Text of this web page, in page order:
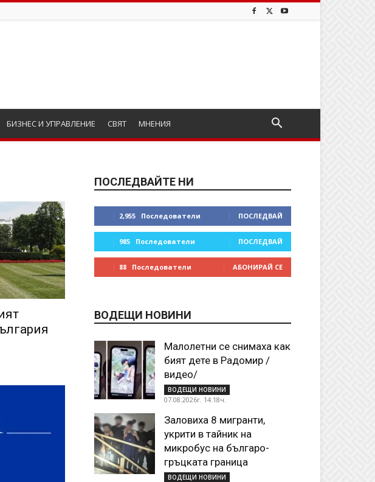
БИЗНЕС И УПРАВЛЕНИЕ СВЯТ МНЕНИЯ
ПОСЛЕДВАЙТЕ НИ
2,955 Последователи ПОСЛЕДВАЙ
985 Последователи ПОСЛЕДВАЙ
88 Последователи АБОНИРАЙ СЕ
ВОДЕЩИ НОВИНИ
Малолетни се снимаха как
бият дете в Радомир /
видео/
ВОДЕЩИ НОВИНИ
07.08.2026г. 14:18ч.
Заловиха 8 мигранти,
укрити в тайник на
микробус на българо-
гръцката граница
ВОДЕЩИ НОВИНИ